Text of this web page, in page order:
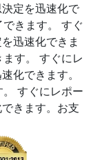
定を迅速化で
きます。
すぐ
迅速化できま
す。
すぐにレ
化できます。
すぐにレポー
きます。お支